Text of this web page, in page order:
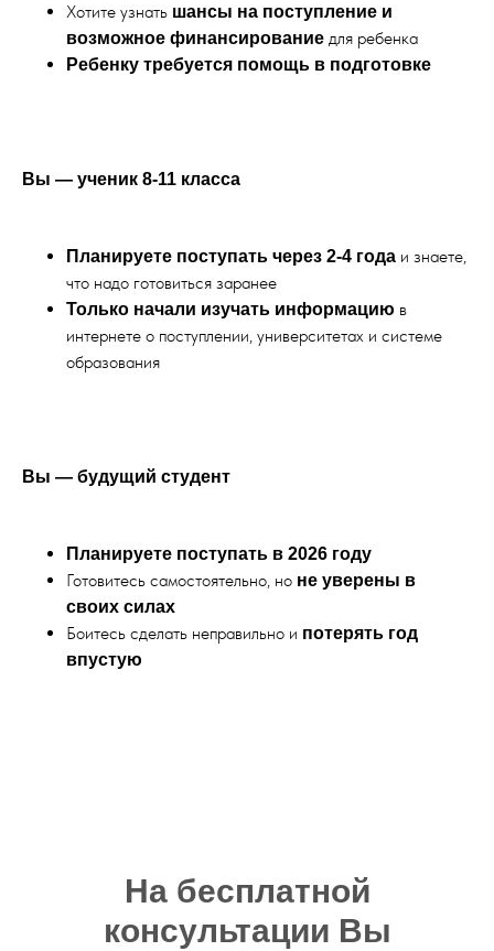
Хотите узнать шансы на поступление и
возможное финансирование для ребенка
Ребенку требуется помощь в подготовке
Вы — ученик 8-11 класса
Планируете поступать через 2-4 года и знаете,
что надо готовиться заранее
Только начали изучать информацию в
интернете о поступлении, университетах и системе
образования
Вы — будущий студент
Планируете поступать в 2026 году
Готовитесь самостоятельно, но не уверены в
своих силах
Боитесь сделать неправильно и потерять год
впустую
На бесплатной
консультации Вы